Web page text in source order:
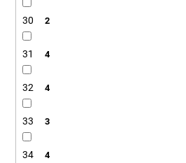
30 2
31 4
32 4
33 3
34 4